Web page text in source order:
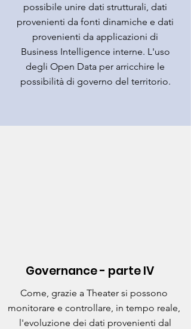
possibile unire dati strutturali, dati
provenienti da fonti dinamiche e dati
provenienti da applicazioni di
Business Intelligence interne. L'uso
degli Open Data per arricchire le
possibilità di governo del territorio.
Governance - parte IV
Come, grazie a Theater si possono
monitorare e controllare, in tempo reale,
l'evoluzione dei dati provenienti dal